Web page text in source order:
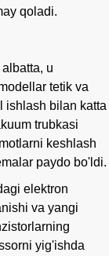
qoladi.
u
tetik va
ishlash bilan katta
trubkasi
keshlash
paydo bo'ldi.
elektron
va yangi
yig'ishda